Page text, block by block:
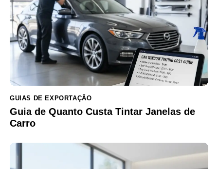
GUIAS DE EXPORTAÇÃO
Guia de Quanto Custa Tintar Janelas de
Carro